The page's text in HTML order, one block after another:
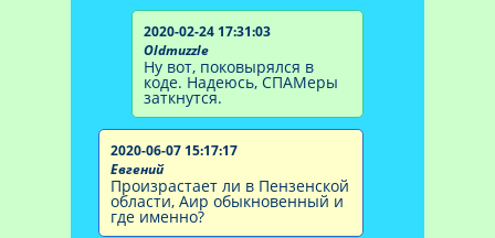
2020-02-24 17:31:03
Oldmuzzle
Ну вот, поковырялся в
коде. Надеюсь, СПАМеры
заткнутся.
2020-06-07 15:17:17
Евгений
Произрастает ли в Пензенской
области, Аир обыкновенный и
где именно?